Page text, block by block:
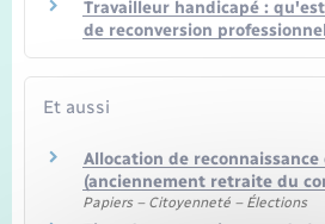
Travailleur handicapé :
de reconversion
Et aussi
Allocation de
(anciennement retraite du
Papiers – Citoyenneté – Élections